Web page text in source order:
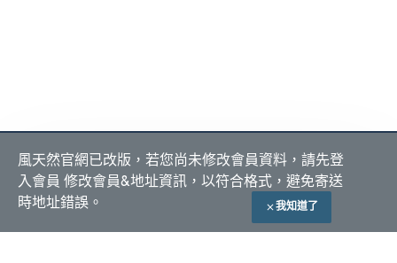
加入購物車
隱私政策
購物須知
我的帳號
貨到付款
ATM 匯款
我知道了
風天然官網已改版，若您尚未修改會員資料，請先登
入會員 修改會員&地址資訊，以符合格式，避免寄送
時地址錯誤。